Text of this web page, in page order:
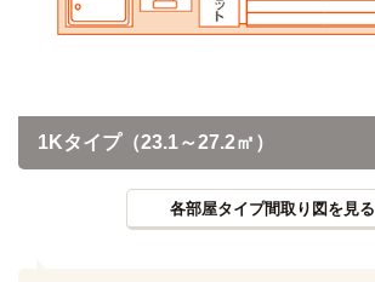
1Kタイプ（23.1～27.2㎡）
各部屋タイプ間取り図を見る